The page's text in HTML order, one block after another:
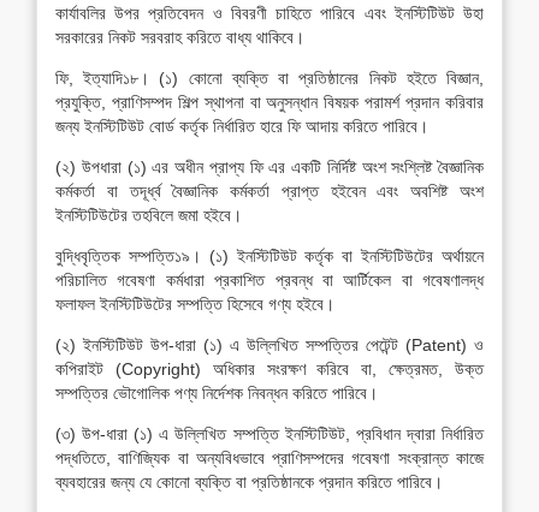
কার্যাবলির উপর প্রতিবেদন ও বিবরণী চাহিতে পারিবে এবং ইনস্টিটিউট উহা
সরকারের নিকট সরবরাহ করিতে বাধ্য থাকিবে।
ফি, ইত্যাদি১৮। (১) কোনো ব্যক্তি বা প্রতিষ্ঠানের নিকট হইতে বিজ্ঞান,
প্রযুক্তি, প্রাণিসম্পদ শিল্প স্থাপনা বা অনুসন্ধান বিষয়ক পরামর্শ প্রদান করিবার
জন্য ইনস্টিটিউট বোর্ড কর্তৃক নির্ধারিত হারে ফি আদায় করিতে পারিবে।
(২) উপধারা (১) এর অধীন প্রাপ্য ফি এর একটি নির্দিষ্ট অংশ সংশ্লিষ্ট বৈজ্ঞানিক
কর্মকর্তা বা তদূর্ধ্ব বৈজ্ঞানিক কর্মকর্তা প্রাপ্ত হইবেন এবং অবশিষ্ট অংশ
ইনস্টিটিউটের তহবিলে জমা হইবে।
বুদ্ধিবৃত্তিক সম্পত্তি১৯। (১) ইনস্টিটিউট কর্তৃক বা ইনস্টিটিউটের অর্থায়নে
পরিচালিত গবেষণা কর্মধারা প্রকাশিত প্রবন্ধ বা আর্টিকেল বা গবেষণালদ্ধ
ফলাফল ইনস্টিটিউটের সম্পত্তি হিসেবে গণ্য হইবে।
(২) ইনস্টিটিউট উপ-ধারা (১) এ উল্লিখিত সম্পত্তির পেটেন্ট (Patent) ও
কপিরাইট (Copyright) অধিকার সংরক্ষণ করিবে বা, ক্ষেত্রমত, উক্ত
সম্পত্তির ভৌগোলিক পণ্য নির্দেশক নিবন্ধন করিতে পারিবে।
(৩) উপ-ধারা (১) এ উল্লিখিত সম্পত্তি ইনস্টিটিউট, প্রবিধান দ্বারা নির্ধারিত
পদ্ধতিতে, বাণিজ্যিক বা অন্যবিধভাবে প্রাণিসম্পদের গবেষণা সংক্রান্ত কাজে
ব্যবহারের জন্য যে কোনো ব্যক্তি বা প্রতিষ্ঠানকে প্রদান করিতে পারিবে।